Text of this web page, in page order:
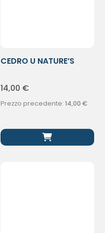
CEDRO U NATURE’S
14,00 €
Prezzo precedente: 14,00 €